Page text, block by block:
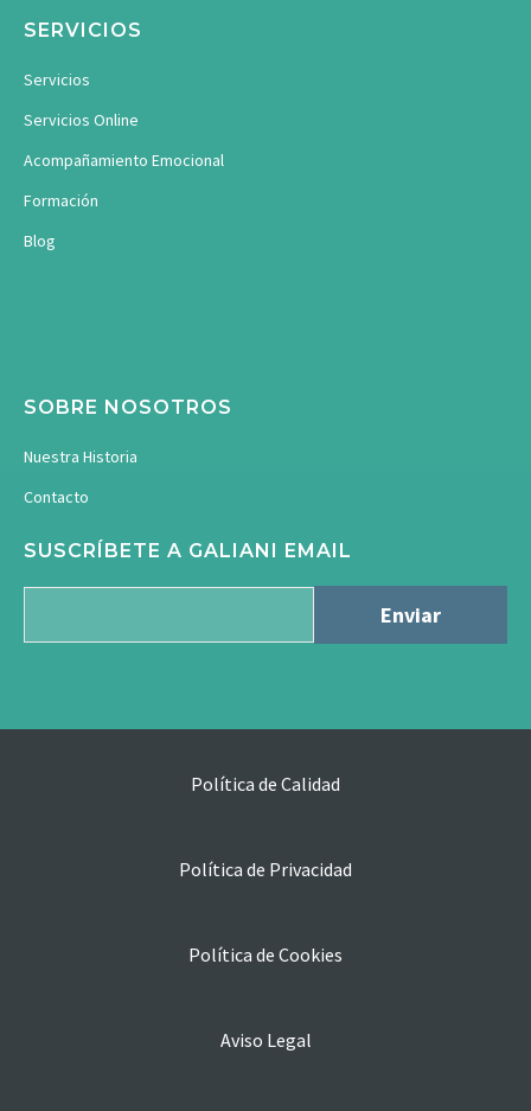
SERVICIOS
Servicios
Servicios Online
Acompañamiento Emocional
Formación
Blog
SOBRE NOSOTROS
Nuestra Historia
Contacto
SUSCRÍBETE A GALIANI EMAIL
Política de Calidad
Política de Privacidad
Política de Cookies
Aviso Legal